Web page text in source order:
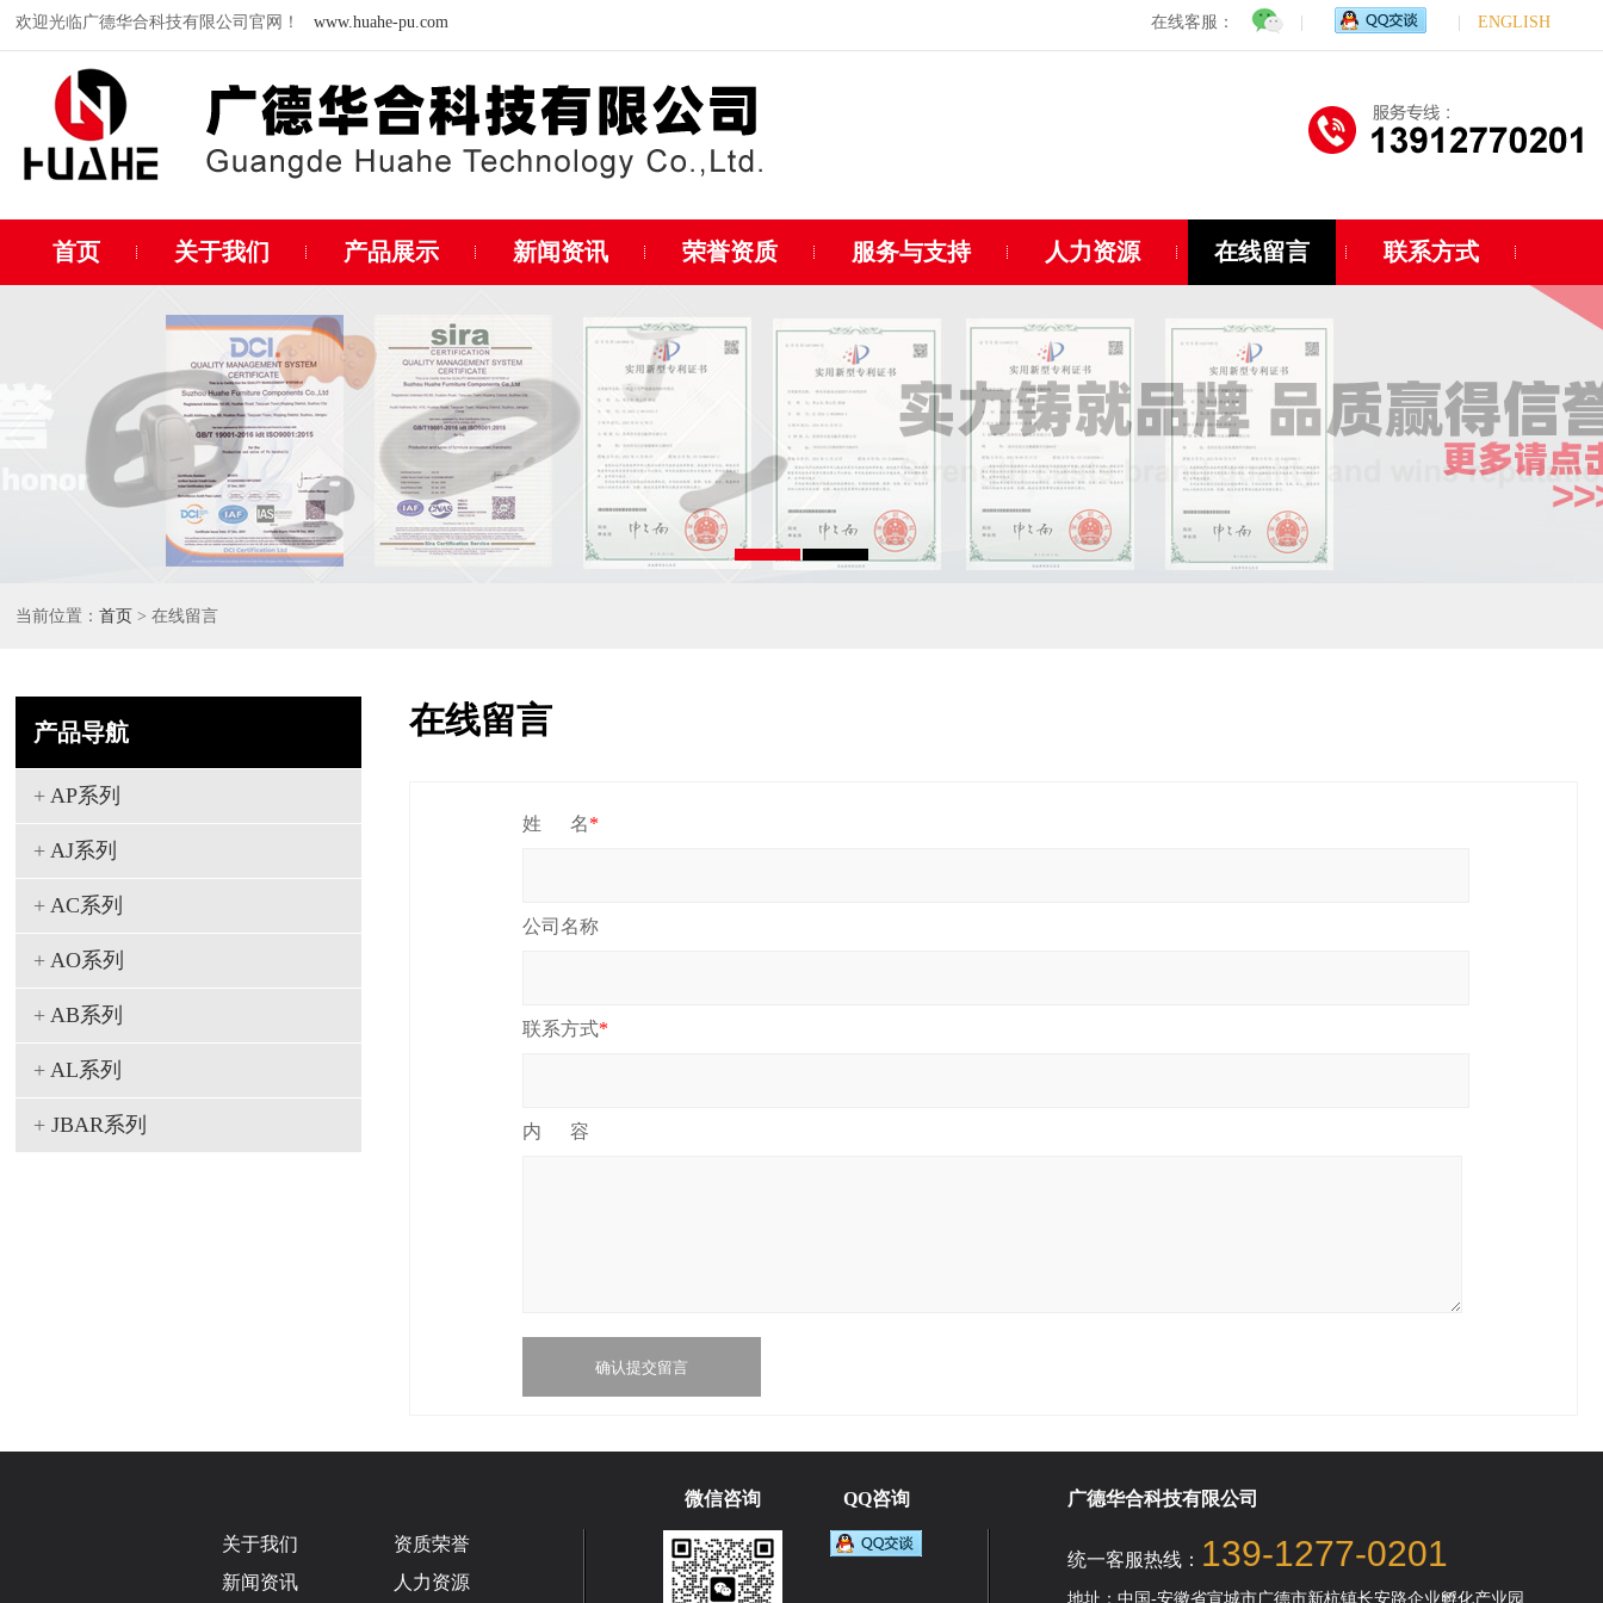
欢迎光临广德华合科技有限公司官网！ www.huahe-pu.com 在线客服： ENGLISH
首页 关于我们 产品展示 新闻资讯 荣誉资质 服务与支持 人力资源 在线留言 联系方式
当前位置：首页 > 在线留言
在线留言
姓 名*
公司名称
联系方式*
内 容
产品导航
+ AP系列
+ AJ系列
+ AC系列
+ AO系列
+ AB系列
+ AL系列
+ JBAR系列
关于我们
资质荣誉
新闻资讯
人力资源
微信咨询 QQ咨询 广德华合科技有限公司
统一客服热线： 139-1277-0201
地址：中国-安徽省宣城市广德市新杭镇长安路企业孵化产业园